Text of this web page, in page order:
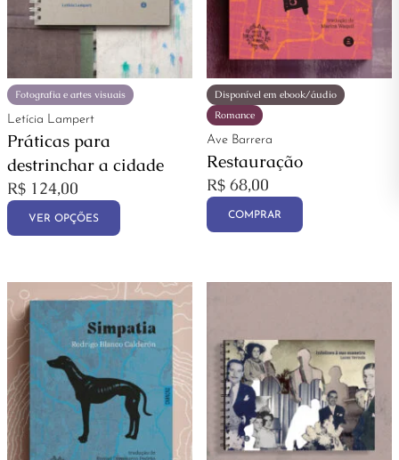
Fotografia e artes visuais
Letícia Lampert
Práticas para
destrinchar a cidade
R$ 124,00
VER OPÇÕES
Disponível em ebook/áudio
Romance
Ave Barrera
Restauração
R$ 68,00
COMPRAR